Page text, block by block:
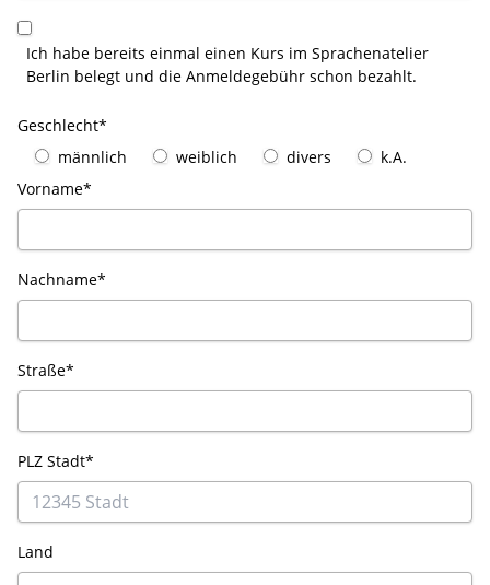
Ich habe bereits einmal einen Kurs im Sprachenatelier
Berlin belegt und die Anmeldegebühr schon bezahlt.
Geschlecht*
männlich
weiblich divers
k.A.
Vorname*
Nachname*
Straße*
PLZ Stadt*
Land